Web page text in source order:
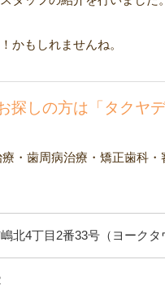
かもしれませんね。
探しの方は「タクヤ
・歯周病治療・矯正歯科
北4丁目2番33号（ヨークタ